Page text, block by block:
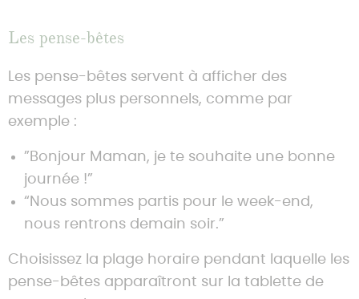
Les pense-bêtes
Les pense-bêtes servent à afficher des
messages plus personnels, comme par
exemple :
”Bonjour Maman, je te souhaite une bonne
journée !”
“Nous sommes partis pour le week-end,
nous rentrons demain soir.”
Choisissez la plage horaire pendant laquelle les
pense-bêtes apparaîtront sur la tablette de